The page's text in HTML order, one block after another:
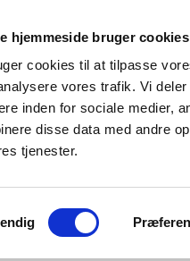
hjemmeside bruger cookies
cookies til at tilpasse
vores trafik. Vi
inden for sociale medier,
disse data med andre
tjenester.
Aktivitetskalender